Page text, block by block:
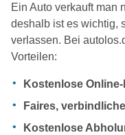
Ein Auto verkauft man
deshalb ist es wichtig,
verlassen. Bei
Vorteilen:
Kostenlose
Faires,
Kostenlose